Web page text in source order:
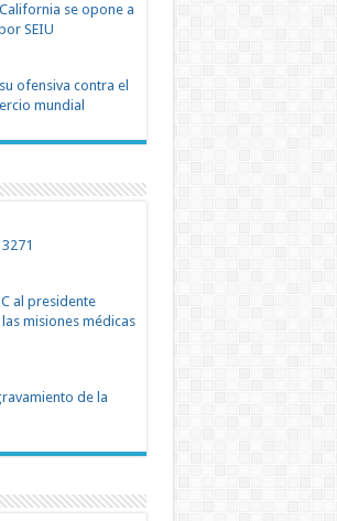
se opone a
SEIU
ofensiva contra el
mundial
al presidente
misiones médicas
de la